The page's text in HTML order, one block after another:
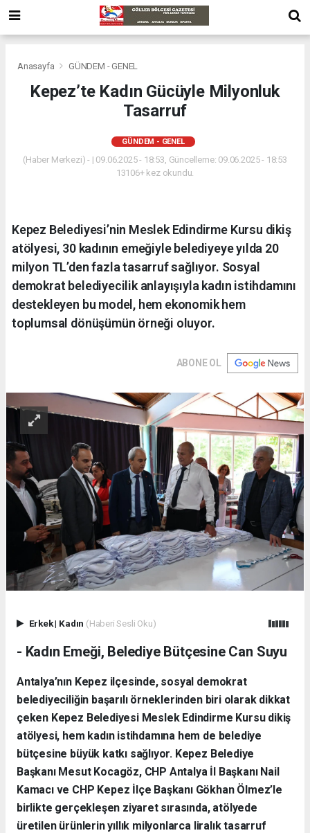
Anasayfa GÜNDEM - GENEL
Kepez’te Kadın Gücüyle Milyonluk
Tasarruf
GÜNDEM - GENEL
(Haber Merkezi) - | 09.06.2025 - 18:53, Güncelleme: 09.06.2025 - 18:53
13106+ kez okundu.
Kepez Belediyesi’nin Meslek Edindirme Kursu dikiş
atölyesi, 30 kadının emeğiyle belediyeye yılda 20
milyon TL’den fazla tasarruf sağlıyor. Sosyal
demokrat belediyecilik anlayışıyla kadın istihdamını
destekleyen bu model, hem ekonomik hem
toplumsal dönüşümün örneği oluyor.
ABONE OL
Erkek| Kadın (Haberi Sesli Oku)
- Kadın Emeği, Belediye Bütçesine Can Suyu
Antalya’nın Kepez ilçesinde, sosyal demokrat
belediyeciliğin başarılı örneklerinden biri olarak dikkat
çeken Kepez Belediyesi Meslek Edindirme Kursu dikiş
atölyesi, hem kadın istihdamına hem de belediye
bütçesine büyük katkı sağlıyor. Kepez Belediye
Başkanı Mesut Kocagöz, CHP Antalya İl Başkanı Nail
Kamacı ve CHP Kepez İlçe Başkanı Gökhan Ölmez’le
birlikte gerçekleşen ziyaret sırasında, atölyede
üretilen ürünlerin yıllık milyonlarca liralık tasarruf